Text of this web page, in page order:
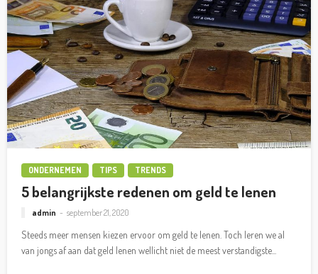
ONDERNEMEN TIPS TRENDS
5 belangrijkste redenen om geld te lenen
admin september 21, 2020
Steeds meer mensen kiezen ervoor om geld te lenen. Toch leren we al
van jongs af aan dat geld lenen wellicht niet de meest verstandigste...